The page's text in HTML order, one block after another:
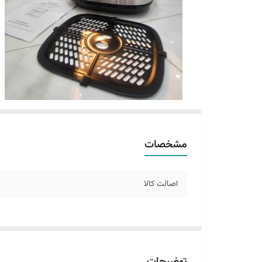
مشخصات
اصالت کالا